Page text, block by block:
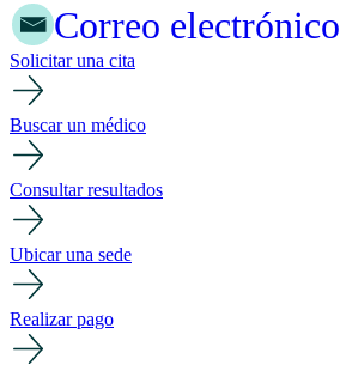
Correo electrónico
Solicitar una cita
Buscar un médico
Consultar resultados
Ubicar una sede
Realizar pago